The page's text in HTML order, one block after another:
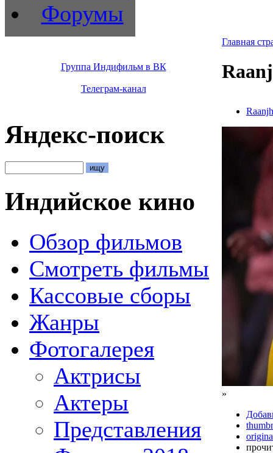
Форумы
Группа Индифильм в ВК
Телеграм-канал
Яндекс-поиск
Индийское кино
Обзор фильмов
Смотреть фильмы
Кассовые сборы
Жанры
Фотогалерея
Актрисы
Актеры
Представления
Главная
»